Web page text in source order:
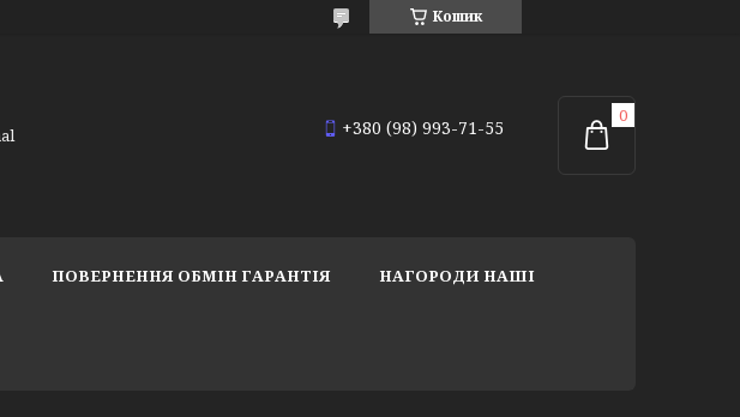
Кошик
+380 (98) 993-71-55
ПОВЕРНЕННЯ ОБМІН ГАРАНТІЯ НАГОРОДИ НАШІ